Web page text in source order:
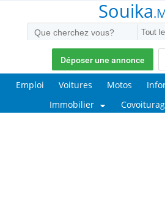
Souika
Déposer une annonce
Emploi Voitures Motos
Immobilier